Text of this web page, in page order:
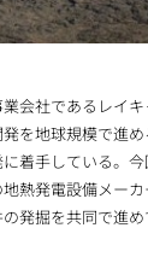
会社であるレイ
を地球規模で進
着手している。今
熱発電設備メー
発掘を共同で進